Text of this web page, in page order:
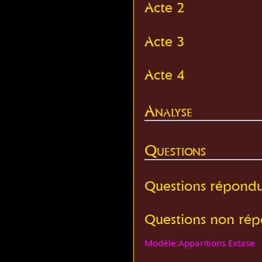
Acte 2
Acte 3
Acte 4
Analyse
Questions
Questions
Questions non
Modèle:Apparitions Extase